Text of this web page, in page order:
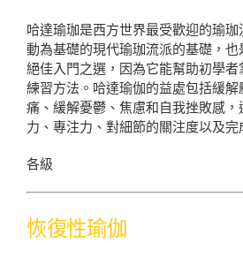
哈達瑜珈是西方世界最受歡迎的瑜
動為基礎的現代瑜珈流派的基礎，
絕佳入門之選，因為它能幫助初學
練習方法。哈達瑜伽的益處包括緩
痛、緩解憂鬱、焦慮和自我挫敗感，
力、專注力、對細節的關注度以及完
各級
恢復性瑜伽